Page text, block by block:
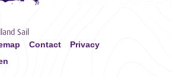
Sail
Contact
Privacy